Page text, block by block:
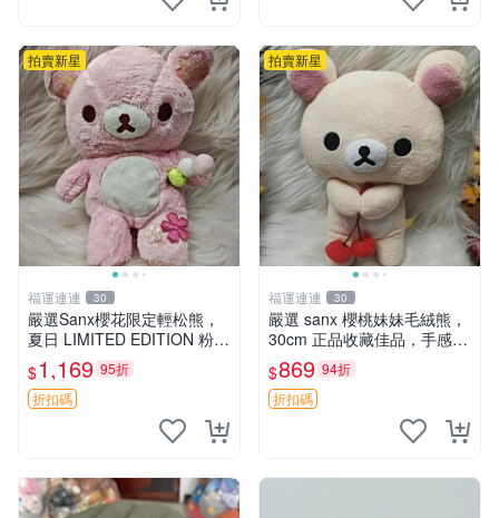
拍賣新星
福運連連 30
嚴選Sanx櫻花限定輕松熊，
夏日 LIMITED EDITION 粉色
毛絨熊，背有拉鏈設計，肚內
填充豆袋，精致工藝呈現，狀
態如新，適合收藏與送人 櫻
$1,169 95折
折扣碼
拍賣新星
福運連連 30
嚴選 sanx 櫻桃妹妹毛絨熊，
30cm 正品收藏佳品，手感極
軟，適合贈送與收藏 櫻桃妹
妹、sanx、毛絨熊
$869 94折
折扣碼